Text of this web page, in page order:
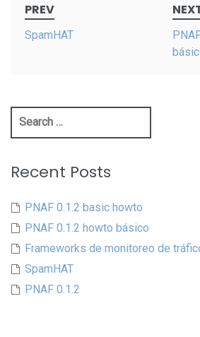
navigation
PREV
SpamHAT
Search
Recent Posts
PNAF 0.1.2 basic howto
PNAF 0.1.2 howto básico
Frameworks de monitoreo de
SpamHAT
PNAF 0.1.2